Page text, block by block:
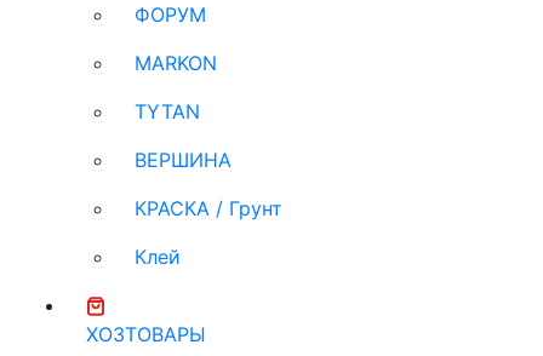
ФОРУМ
MARKON
TYTAN
ВЕРШИНА
КРАСКА / Грунт
Клей
ХОЗТОВАРЫ